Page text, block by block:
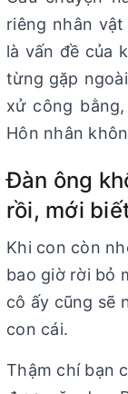
riêng nhân
là vấn đề của
từng gặp
xử công
Hôn nhân
Đàn ông
rồi, mới
Khi con còn
bao giờ rời bỏ
cô ấy cũng sẽ
con cái.
Thậm chí bạn